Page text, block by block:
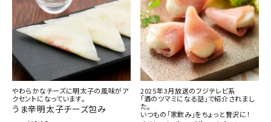
やわらかなチーズに明太子の風味がア
クセントになっています。
うま辛明太子チーズ包み
2025年3月放送のフジテレビ系
「酒のツマミになる話」で紹介されまし
た。
いつもの「家飲み」をちょっと贅沢に！